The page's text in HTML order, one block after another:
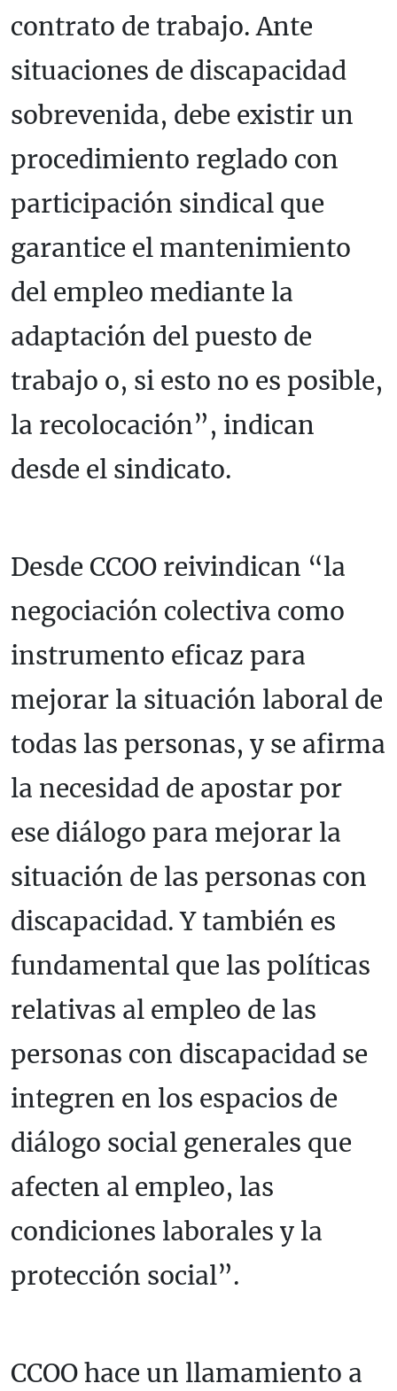
contrato de trabajo. Ante
situaciones de discapacidad
sobrevenida, debe existir un
procedimiento reglado con
participación sindical que
garantice el mantenimiento
del empleo mediante la
adaptación del puesto de
trabajo o, si esto no es posible,
la recolocación”, indican
desde el sindicato.
Desde CCOO reivindican “la
negociación colectiva como
instrumento eficaz para
mejorar la situación laboral de
todas las personas, y se afirma
la necesidad de apostar por
ese diálogo para mejorar la
situación de las personas con
discapacidad. Y también es
fundamental que las políticas
relativas al empleo de las
personas con discapacidad se
integren en los espacios de
diálogo social generales que
afecten al empleo, las
condiciones laborales y la
protección social”.
CCOO hace un llamamiento a